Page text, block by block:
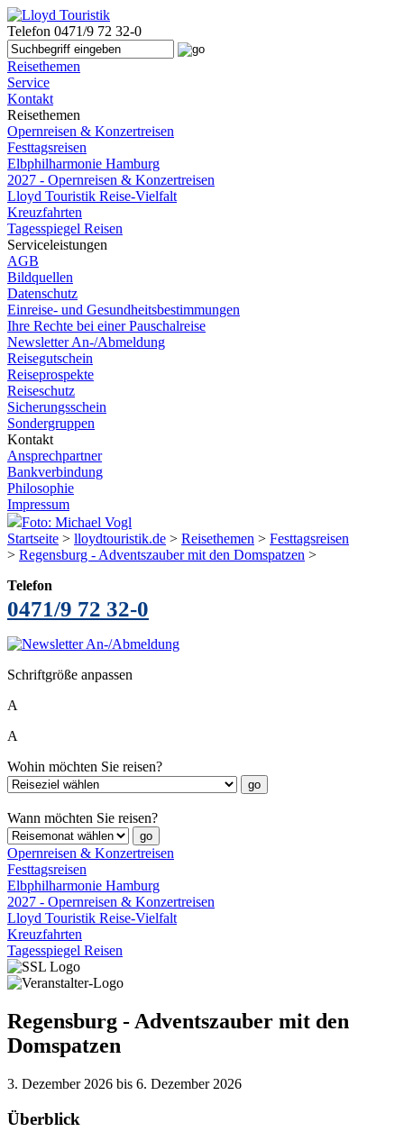
Telefon 0471/9 72 32-0
Reisethemen
Service
Kontakt
Reisethemen
Opernreisen & Konzertreisen
Festtagsreisen
Elbphilharmonie Hamburg
2027 - Opernreisen & Konzertreisen
Lloyd Touristik Reise-Vielfalt
Kreuzfahrten
Tagesspiegel Reisen
Serviceleistungen
AGB
Bildquellen
Datenschutz
Einreise- und Gesundheitsbestimmungen
Ihre Rechte bei einer Pauschalreise
Newsletter An-/Abmeldung
Reisegutschein
Reiseprospekte
Reiseschutz
Sicherungsschein
Sondergruppen
Kontakt
Ansprechpartner
Bankverbindung
Philosophie
Impressum
Foto: Michael Vogl
Startseite > lloydtouristik.de > Reisethemen > Festtagsreisen
> Regensburg - Adventszauber mit den Domspatzen >
Telefon
0471/9 72 32-0
Schriftgröße anpassen
A
A
Wohin möchten Sie reisen?
Wann möchten Sie reisen?
Opernreisen & Konzertreisen
Festtagsreisen
Elbphilharmonie Hamburg
2027 - Opernreisen & Konzertreisen
Lloyd Touristik Reise-Vielfalt
Kreuzfahrten
Tagesspiegel Reisen
Regensburg - Adventszauber mit den
Domspatzen
3. Dezember 2026 bis 6. Dezember 2026
Überblick